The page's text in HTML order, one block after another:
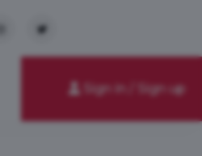
Sign in / Sign up